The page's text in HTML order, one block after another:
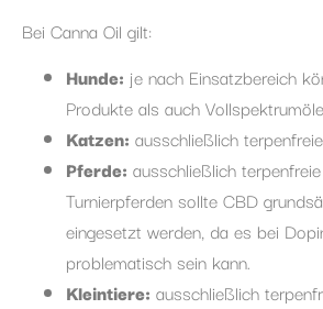
Bei Canna Oil gilt:
Hunde: je nach Einsatzbereich
Produkte als auch
Katzen: ausschließlich
Pferde: ausschließlich
Turnierpferden sollte CBD
eingesetzt werden, da es bei
problematisch sein kann.
Kleintiere: ausschließlich